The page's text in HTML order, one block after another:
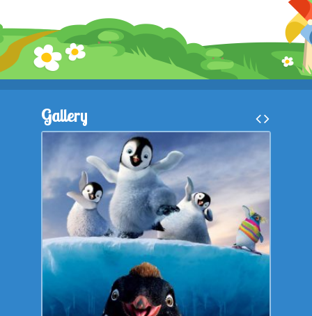
Gallery